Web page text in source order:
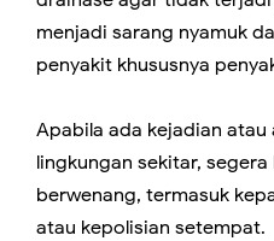
menjadi sarang nyamuk
penyakit khususnya
Apabila ada kejadian
lingkungan sekitar,
berwenang, termasuk
atau kepolisian setempat.